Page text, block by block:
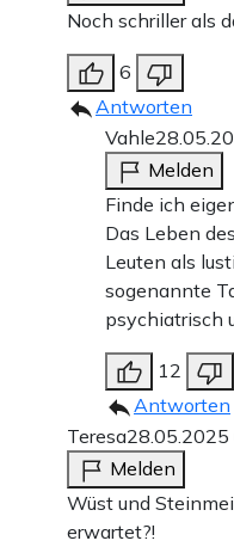
Noch schriller als
6
Antworten
Vahle
Melden
Finde ich
Das Leben
Leuten als
sogenannte
psychiatrisch
12
Antworten
Teresa28.05.2025
Melden
Wüst und
erwartet?!